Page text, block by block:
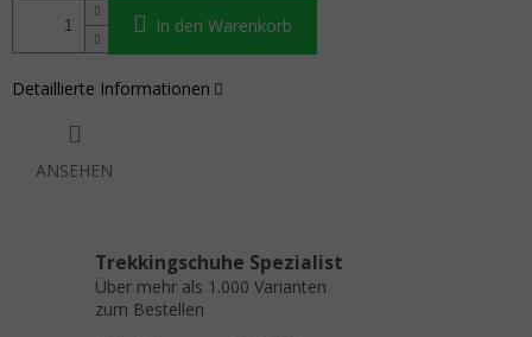
In den Warenkorb
Detaillierte Informationen
ANSEHEN
Trekkingschuhe Spezialist
Über mehr als 1.000 Varianten
zum Bestellen